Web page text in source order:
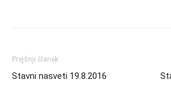
Prejšnji članek
Stavni nasveti 19.8.2016